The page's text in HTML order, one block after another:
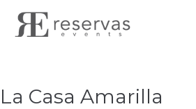
La Casa Amarilla